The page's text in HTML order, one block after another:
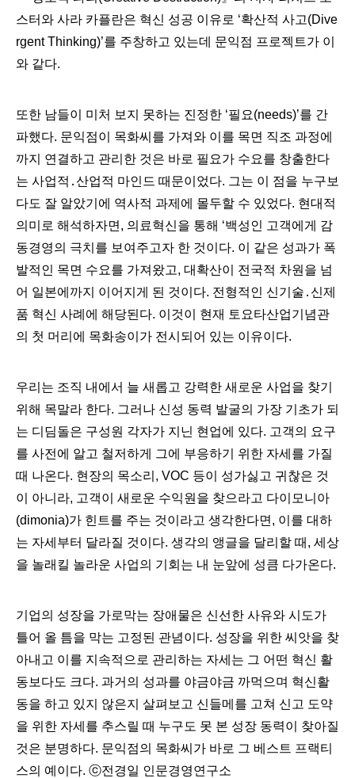
스터와 사라 카플란은 혁신 성공 이유로 ‘확산적 사고(Dive
rgent Thinking)’를 주창하고 있는데 문익점 프로젝트가 이
와 같다.
또한 남들이 미처 보지 못하는 진정한 ‘필요(needs)’를 간
파했다. 문익점이 목화씨를 가져와 이를 목면 직조 과정에
까지 연결하고 관리한 것은 바로 필요가 수요를 창출한다
는 사업적 ․산업적 마인드 때문이었다. 그는 이 점을 누구보
다도 잘 알았기에 역사적 과제에 몰두할 수 있었다. 현대적
의미로 해석하자면 , 의료혁신을 통해 ‘백성인 고객에게 감
동경영의 극치를 보여주고자 한 것이다. 이 같은 성과가 폭
발적인 목면 수요를 가져왔고, 대확산이 전국적 차원을 넘
어 일본에까지 이어지게 된 것이다. 전형적인 신기술 ․ 신제
품 혁신 사례에 해당된다. 이것이 현재 토요타산업기념관
의 첫 머리에 목화송이가 전시되어 있는 이유이다.
우리는 조직 내에서 늘 새롭고 강력한 새로운 사업을 찾기
위해 목말라 한다. 그러나 신성 동력 발굴의 가장 기초가 되
는 디딤돌은 구성원 각자가 지닌 현업에 있다. 고객의 요구
를 사전에 알고 철저하게 그에 부응하기 위한 자세를 가질
때 나온다. 현장의 목소리 , VOC 등이 성가싫고 귀찮은 것
이 아니라, 고객이 새로운 수익원을 찾으라고 다이모니아
(dimonia)가 힌트를 주는 것이라고 생각한다면 , 이를 대하
는 자세부터 달라질 것이다. 생각의 앵글을 달리할 때 , 세상
을 놀래킬 놀라운 사업의 기회는 내 눈앞에 성큼 다가온다.
기업의 성장을 가로막는 장애물은 신선한 사유와 시도가
틀어 올 틈을 막는 고정된 관념이다. 성장을 위한 씨앗을 찾
아내고 이를 지속적으로 관리하는 자세는 그 어떤 혁신 활
동보다도 크다. 과거의 성과를 야금야금 까먹으며 혁신활
동을 하고 있지 않은지 살펴보고 신들메를 고쳐 신고 도약
을 위한 자세를 추스릴 때 누구도 못 본 성장 동력이 찾아질
것은 분명하다. 문익점의 목화씨가 바로 그 베스트 프랙티
스의 예이다. ⓒ전경일 인문경영연구소